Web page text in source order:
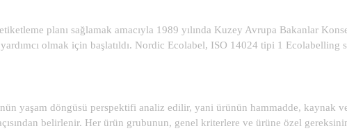
planı sağlamak amacıyla 1989 yılında Kuzey Avrupa Bakanlar
olmak için başlatıldı. Nordic Ecolabel, ISO 14024 tipi 1 Ecolabelling
yaşam döngüsü perspektifi analiz edilir, yani ürünün hammadde, kaynak
belirlenir. Her ürün grubunun, genel kriterlere ve ürüne özel